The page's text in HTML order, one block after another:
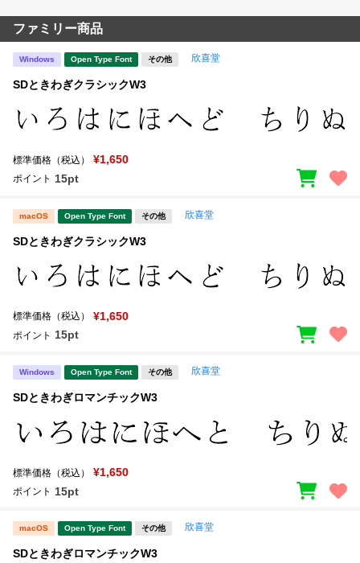
ファミリー商品
Windows Open Type Font その他 欣喜堂
SDときわぎクラシックW3
標準価格（税込） ¥1,650
ポイント 15pt
macOS Open Type Font その他 欣喜堂
SDときわぎクラシックW3
標準価格（税込） ¥1,650
ポイント 15pt
Windows Open Type Font その他 欣喜堂
SDときわぎロマンチックW3
標準価格（税込） ¥1,650
ポイント 15pt
macOS Open Type Font その他 欣喜堂
SDときわぎロマンチックW3